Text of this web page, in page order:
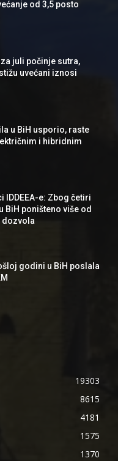
od 3,5 posto
juli počinje sutra,
uvećani iznosi
u BiH usporio, raste
i hibridnim
IDDEEA-e: Zbog četiri
BiH poništeno više od
dozvola
godini u BiH poslala
19303
8615
4181
1575
1370